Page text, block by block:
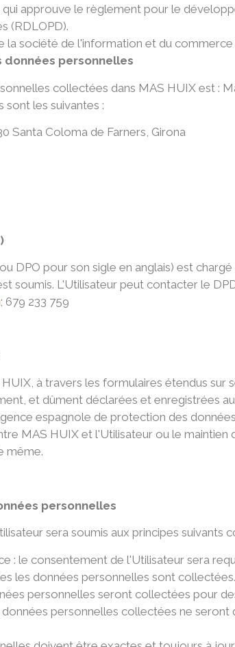
approuve le règlement pour le
(RDLOPD).
la société de l'information et du
personnelles
collectées dans MAS HUIX est :
les suivantes :
Santa Coloma de Farners, Girona
DPO pour son sigle en anglais) est
soumis. L'Utilisateur peut contacter le
; 679 233 759
à travers les formulaires étendus sur
et dûment déclarées et enregistrées
espagnole de protection des
MAS HUIX et l'Utilisateur ou le
même.
personnelles
sera soumis aux principes suivants
: le consentement de l'Utilisateur sera
les données personnelles sont collectées.
personnelles seront collectées pour
personnelles collectées ne